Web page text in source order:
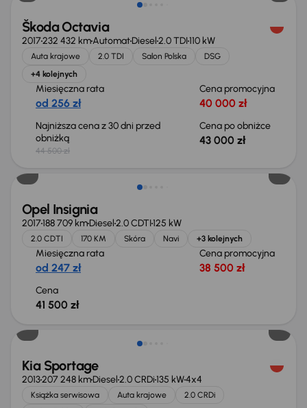
Škoda Octavia
2017232 432 kmAutomatDiesel2.0 TDI110 kW
Auta krajowe 2.0 TDI Salon Polska
DSG
+4 kolejnych
Miesięczna rata
od 256 zł
Cena promocyjna
40 000 zł
Najniższa cena z 30 dni przed
obniżką
44 500 zł
Cena po obniżce
43 000 zł
Opel Insignia
2017188 709 kmDiesel2.0 CDTI125 kW
2.0 CDTI 170 KM Skóra Navi +3 kolejnych
Miesięczna rata
od 247 zł
Cena promocyjna
38 500 zł
Cena
41 500 zł
Taniej o 500 zł
Kia Sportage
2013207 248 kmDiesel2.0 CRDi135 kW4x4
Książka serwisowa Auta krajowe
2.0 CRDi